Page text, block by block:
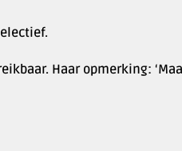
Haar opmerking: